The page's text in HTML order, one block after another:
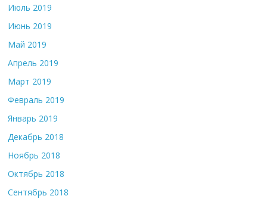
Июль 2019
Июнь 2019
Май 2019
Апрель 2019
Март 2019
Февраль 2019
Январь 2019
Декабрь 2018
Ноябрь 2018
Октябрь 2018
Сентябрь 2018